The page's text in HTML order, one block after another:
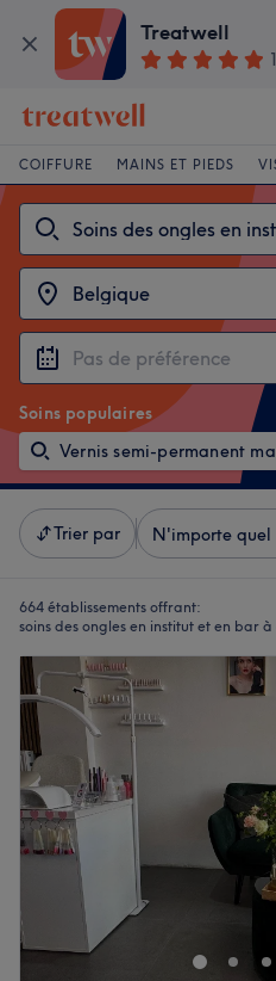
Treatwell
COIFFURE MAINS ET PIEDS
Soins populaires
Vernis semi-permanent
Trier par N'importe quel
664 établissements offrant:
soins des ongles en institut et en bar